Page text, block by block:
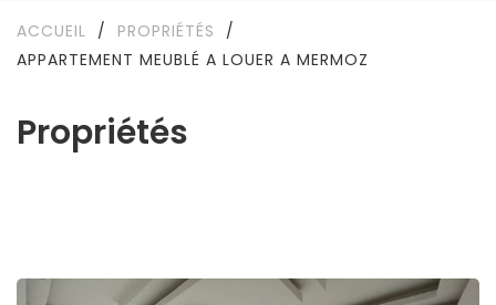
Propriétés
ACCUEIL / PROPRIÉTÉS
/
APPARTEMENT MEUBLÉ A LOUER A MERMOZ